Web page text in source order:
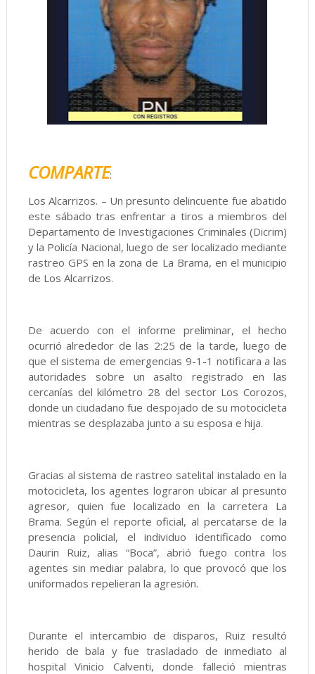
COMPARTE:
Los Alcarrizos. – Un presunto delincuente fue abatido
este sábado tras enfrentar a tiros a miembros del
Departamento de Investigaciones Criminales (Dicrim)
y la Policía Nacional, luego de ser localizado mediante
rastreo GPS en la zona de La Brama, en el municipio
de Los Alcarrizos.
De acuerdo con el informe preliminar, el hecho
ocurrió alrededor de las 2:25 de la tarde, luego de
que el sistema de emergencias 9-1-1 notificara a las
autoridades sobre un asalto registrado en las
cercanías del kilómetro 28 del sector Los Corozos,
donde un ciudadano fue despojado de su motocicleta
mientras se desplazaba junto a su esposa e hija.
Gracias al sistema de rastreo satelital instalado en la
motocicleta, los agentes lograron ubicar al presunto
agresor, quien fue localizado en la carretera La
Brama. Según el reporte oficial, al percatarse de la
presencia policial, el individuo identificado como
Daurin Ruiz, alias “Boca”, abrió fuego contra los
agentes sin mediar palabra, lo que provocó que los
uniformados repelieran la agresión.
Durante el intercambio de disparos, Ruiz resultó
herido de bala y fue trasladado de inmediato al
hospital Vinicio Calventi, donde falleció mientras